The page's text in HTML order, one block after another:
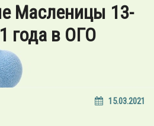
Масленицы 13-
года в ОГО
15.03.2021